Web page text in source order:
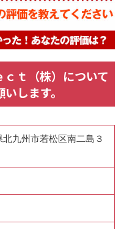
ｔ（株）について
します。
九州市若松区南二島３